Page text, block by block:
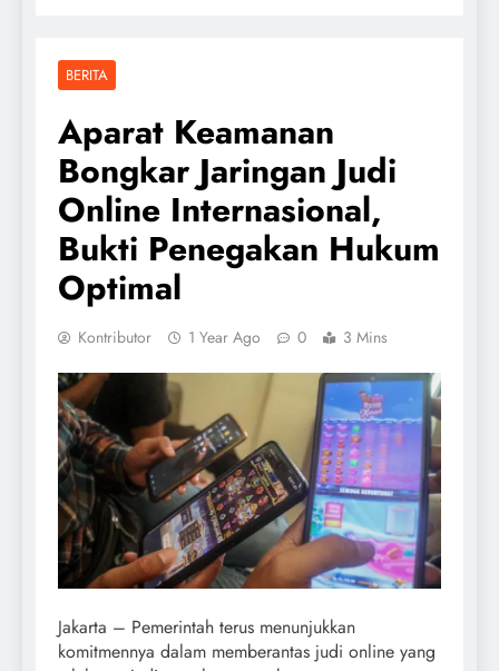
BERITA
Aparat Keamanan
Bongkar Jaringan Judi
Online Internasional,
Bukti Penegakan Hukum
Optimal
Kontributor 1 Year Ago 0 3 Mins
Jakarta – Pemerintah terus menunjukkan
komitmennya dalam memberantas judi online yang